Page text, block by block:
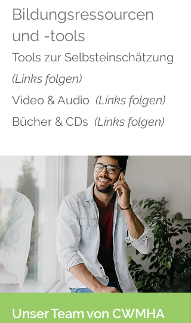
Bildungsressourcen
und -tools
Tools zur Selbsteinschätzung
(Links folgen)
Video & Audio (Links folgen)
Bücher & CDs (Links folgen)
Unser Team von CWMHA